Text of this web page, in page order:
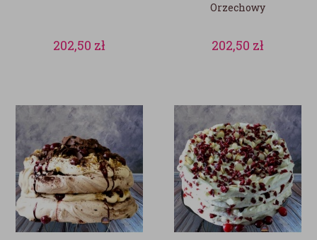
202,50 zł
Orzechowy
202,50 zł